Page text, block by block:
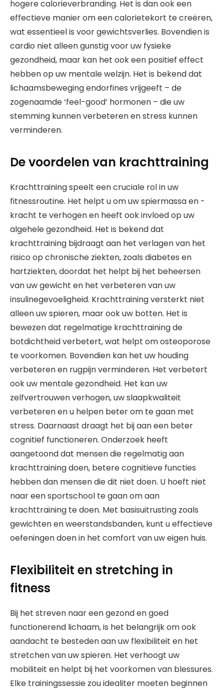
hogere calorieverbranding. Het is dan ook een
effectieve manier om een calorietekort te creëren,
wat essentieel is voor gewichtsverlies. Bovendien is
cardio niet alleen gunstig voor uw fysieke
gezondheid, maar kan het ook een positief effect
hebben op uw mentale welzijn. Het is bekend dat
lichaamsbeweging endorfines vrijgeeft – de
zogenaamde ‘feel-good’ hormonen – die uw
stemming kunnen verbeteren en stress kunnen
verminderen.
De voordelen van krachttraining
Krachttraining speelt een cruciale rol in uw
fitnessroutine. Het helpt u om uw spiermassa en -
kracht te verhogen en heeft ook invloed op uw
algehele gezondheid. Het is bekend dat
krachttraining bijdraagt aan het verlagen van het
risico op chronische ziekten, zoals diabetes en
hartziekten, doordat het helpt bij het beheersen
van uw gewicht en het verbeteren van uw
insulinegevoeligheid. Krachttraining versterkt niet
alleen uw spieren, maar ook uw botten. Het is
bewezen dat regelmatige krachttraining de
botdichtheid verbetert, wat helpt om osteoporose
te voorkomen. Bovendien kan het uw houding
verbeteren en rugpijn verminderen. Het verbetert
ook uw mentale gezondheid. Het kan uw
zelfvertrouwen verhogen, uw slaapkwaliteit
verbeteren en u helpen beter om te gaan met
stress. Daarnaast draagt het bij aan een beter
cognitief functioneren. Onderzoek heeft
aangetoond dat mensen die regelmatig aan
krachttraining doen, betere cognitieve functies
hebben dan mensen die dit niet doen. U hoeft niet
naar een sportschool te gaan om aan
krachttraining te doen. Met basisuitrusting zoals
gewichten en weerstandsbanden, kunt u effectieve
oefeningen doen in het comfort van uw eigen huis.
Flexibiliteit en stretching in
fitness
Bij het streven naar een gezond en goed
functionerend lichaam, is het belangrijk om ook
aandacht te besteden aan uw flexibiliteit en het
stretchen van uw spieren. Het verhoogt uw
mobiliteit en helpt bij het voorkomen van blessures.
Elke trainingssessie zou idealiter moeten beginnen